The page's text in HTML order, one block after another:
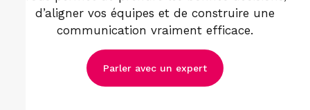
d’aligner vos équipes et de construire une
communication vraiment efficace.
Parler avec un expert